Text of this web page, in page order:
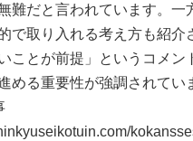
難だと言われています。一
で取り入れる考え方も紹介
ことが前提」というコメン
める重要性が強調されてい